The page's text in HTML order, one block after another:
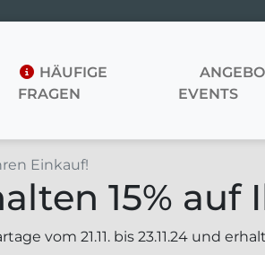
HÄUFIGE
FRAGEN
EVENTS
Einkauf!
15% auf
vom 21.11. bis 23.11.24 und